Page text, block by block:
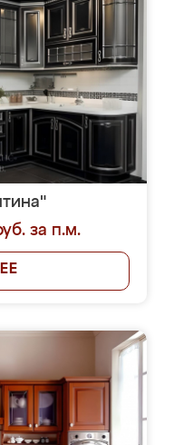
за п.м.